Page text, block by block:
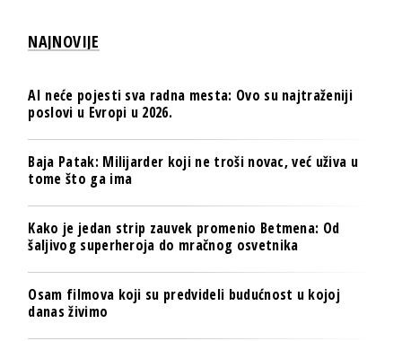
NAJNOVIJE
AI neće pojesti sva radna mesta: Ovo su najtraženiji
poslovi u Evropi u 2026.
Baja Patak: Milijarder koji ne troši novac, već uživa u
tome što ga ima
Kako je jedan strip zauvek promenio Betmena: Od
šaljivog superheroja do mračnog osvetnika
Osam filmova koji su predvideli budućnost u kojoj
danas živimo